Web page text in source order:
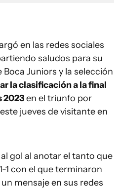
en las redes sociales
saludos para su
Juniors y la selección
la clasificación a la final
2023en el triunfo por
jueves de visitante en
al gol al anotar el tanto que
1 con el que terminaron
mensaje en sus redes